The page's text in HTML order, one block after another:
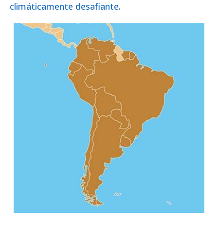
climáticamente desafiante.